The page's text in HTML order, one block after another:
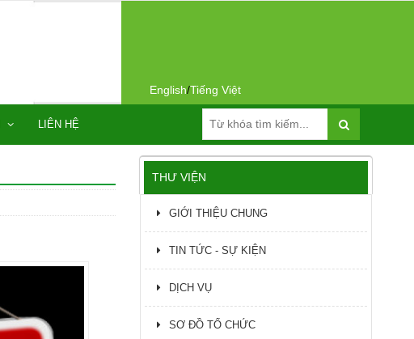
English/Tiếng Việt
LIÊN HỆ
THƯ VIỆN
GIỚI THIỆU CHUNG
TIN TỨC - SỰ KIỆN
DỊCH VỤ
SƠ ĐỒ TỔ CHỨC